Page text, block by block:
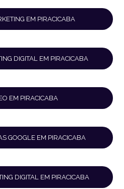
EM PIRACICABA
DIGITAL EM PIRACICABA
EM PIRACICABA
GOOGLE EM PIRACICABA
DIGITAL EM PIRACICABA